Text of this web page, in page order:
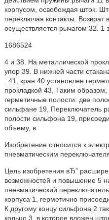
корпусом, освобождая шток.
переключая контакты. Возврат
осуществляется рычагом 32. 1
1686524
4 и 38. На металлической
упор 39. В нижней части
. 41, кран 40 установлен
прокладкой 43, Таким образом,
герметичные полости: две
сильфане 19, Переключатель
полости сильфона 19,
объему, в
Изобретение относится к
пневматическим
Цель изобретения вЂ”
возможностей и повышение 5
пневматический
корпуса 1, герметично
К другому концу сильфона 2
кольцо 3, в которое вложен